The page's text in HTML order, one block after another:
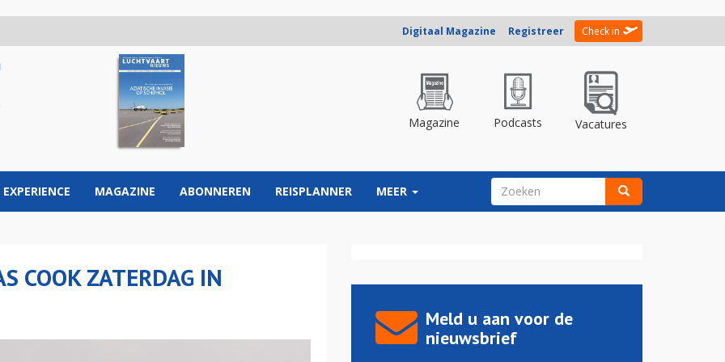
Digitaal Magazine Registreer Check in
Magazine Podcasts Vacatures
EXPERIENCE MAGAZINE ABONNEREN REISPLANNER MEER ZOEKVELD
COOK ZATERDAG IN
Meld u aan voor de
nieuwsbrief